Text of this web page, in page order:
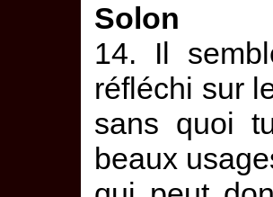
Solon
14. Il
réfléchi sur
sans quoi
beaux